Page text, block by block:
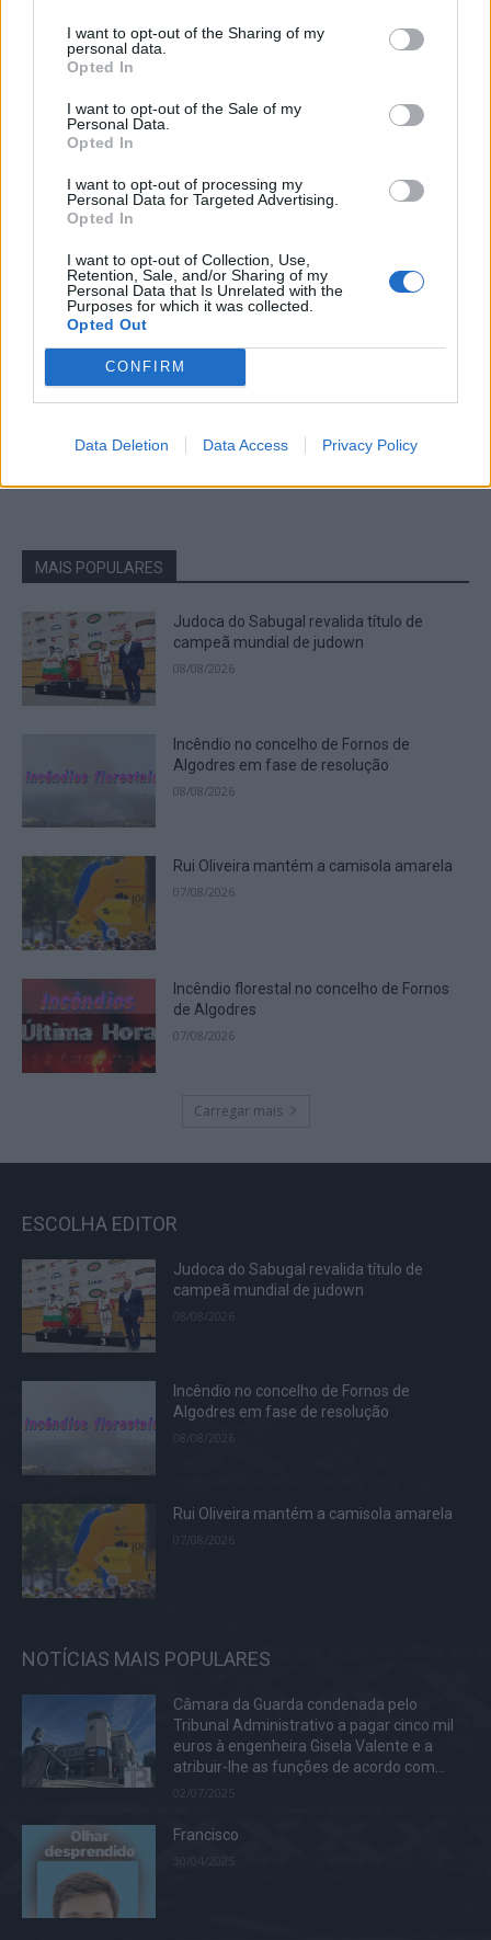
I want to opt-out of the Sharing of my
personal data.
Opted In
I want to opt-out of the Sale of my
Personal Data.
Opted In
I want to opt-out of processing my
Personal Data for Targeted Advertising.
Opted In
I want to opt-out of Collection, Use,
Retention, Sale, and/or Sharing of my
Personal Data that Is Unrelated with the
Purposes for which it was collected.
Opted Out
CONFIRM
Data Deletion Data Access Privacy Policy
Sociedade
Caminhada solidária “Juntos pelo Ângelo”
30/04/2025
Opinião
Francisco
30/04/2025
131 132 133
MAIS POPULARES
Judoca do Sabugal revalida título de
campeã mundial de judown
08/08/2026
Incêndio no concelho de Fornos de
Algodres em fase de resolução
08/08/2026
Rui Oliveira mantém a camisola amarela
07/08/2026
Incêndio florestal no concelho de Fornos
de Algodres
07/08/2026
Carregar mais
ESCOLHA EDITOR
Judoca do Sabugal revalida título de
campeã mundial de judown
08/08/2026
Incêndio no concelho de Fornos de
Algodres em fase de resolução
Rui Oliveira mantém a camisola amarela
07/08/2026
NOTÍCIAS MAIS POPULARES
Câmara da Guarda condenada pelo
Tribunal Administrativo a pagar cinco mil
euros à engenheira Gisela Valente e a
atribuir-lhe as funções de acordo com...
02/07/2025
Francisco